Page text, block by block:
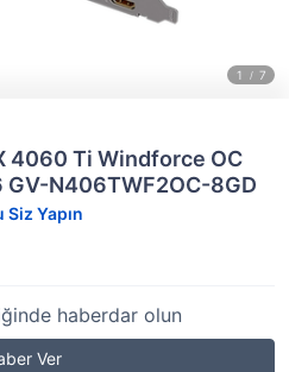
4060 Ti Windforce OC
GV-N406TWF2OC-8GD
Yapın
haberdar olun
Ver